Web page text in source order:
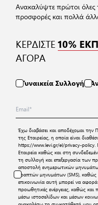
Ανακαλύψτε πρώτοι όλες
προσφορές και πολλά
ΚΕΡΔΙΣΤΕ10%
ΑΓΟΡΑ
Γυναικεία Συλλογή
Έχω διαβάσει και αποδέχομαι την
της Εταιρείας, η οποία είναι
https://www.levi.gr/el/privacy-policy.
Εταιρεία καθώς και στη
τη συλλογή και επεξεργασία των
αποστολή ενημερωτικών
γραπτών μηνυμάτων (SMS), καθώς
επικοινωνία αυτή μπορεί να
προωθητικές ενέργειες, καθώς
μέσω ιστοσελίδων και μέσων